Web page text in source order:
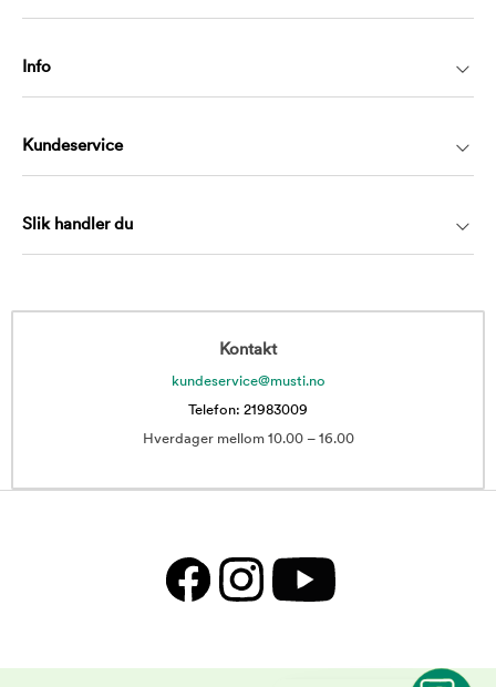
Info
Kundeservice
Slik handler du
Kontakt
kundeservice@musti.no
Telefon: 21983009
Hverdager mellom 10.00 – 16.00